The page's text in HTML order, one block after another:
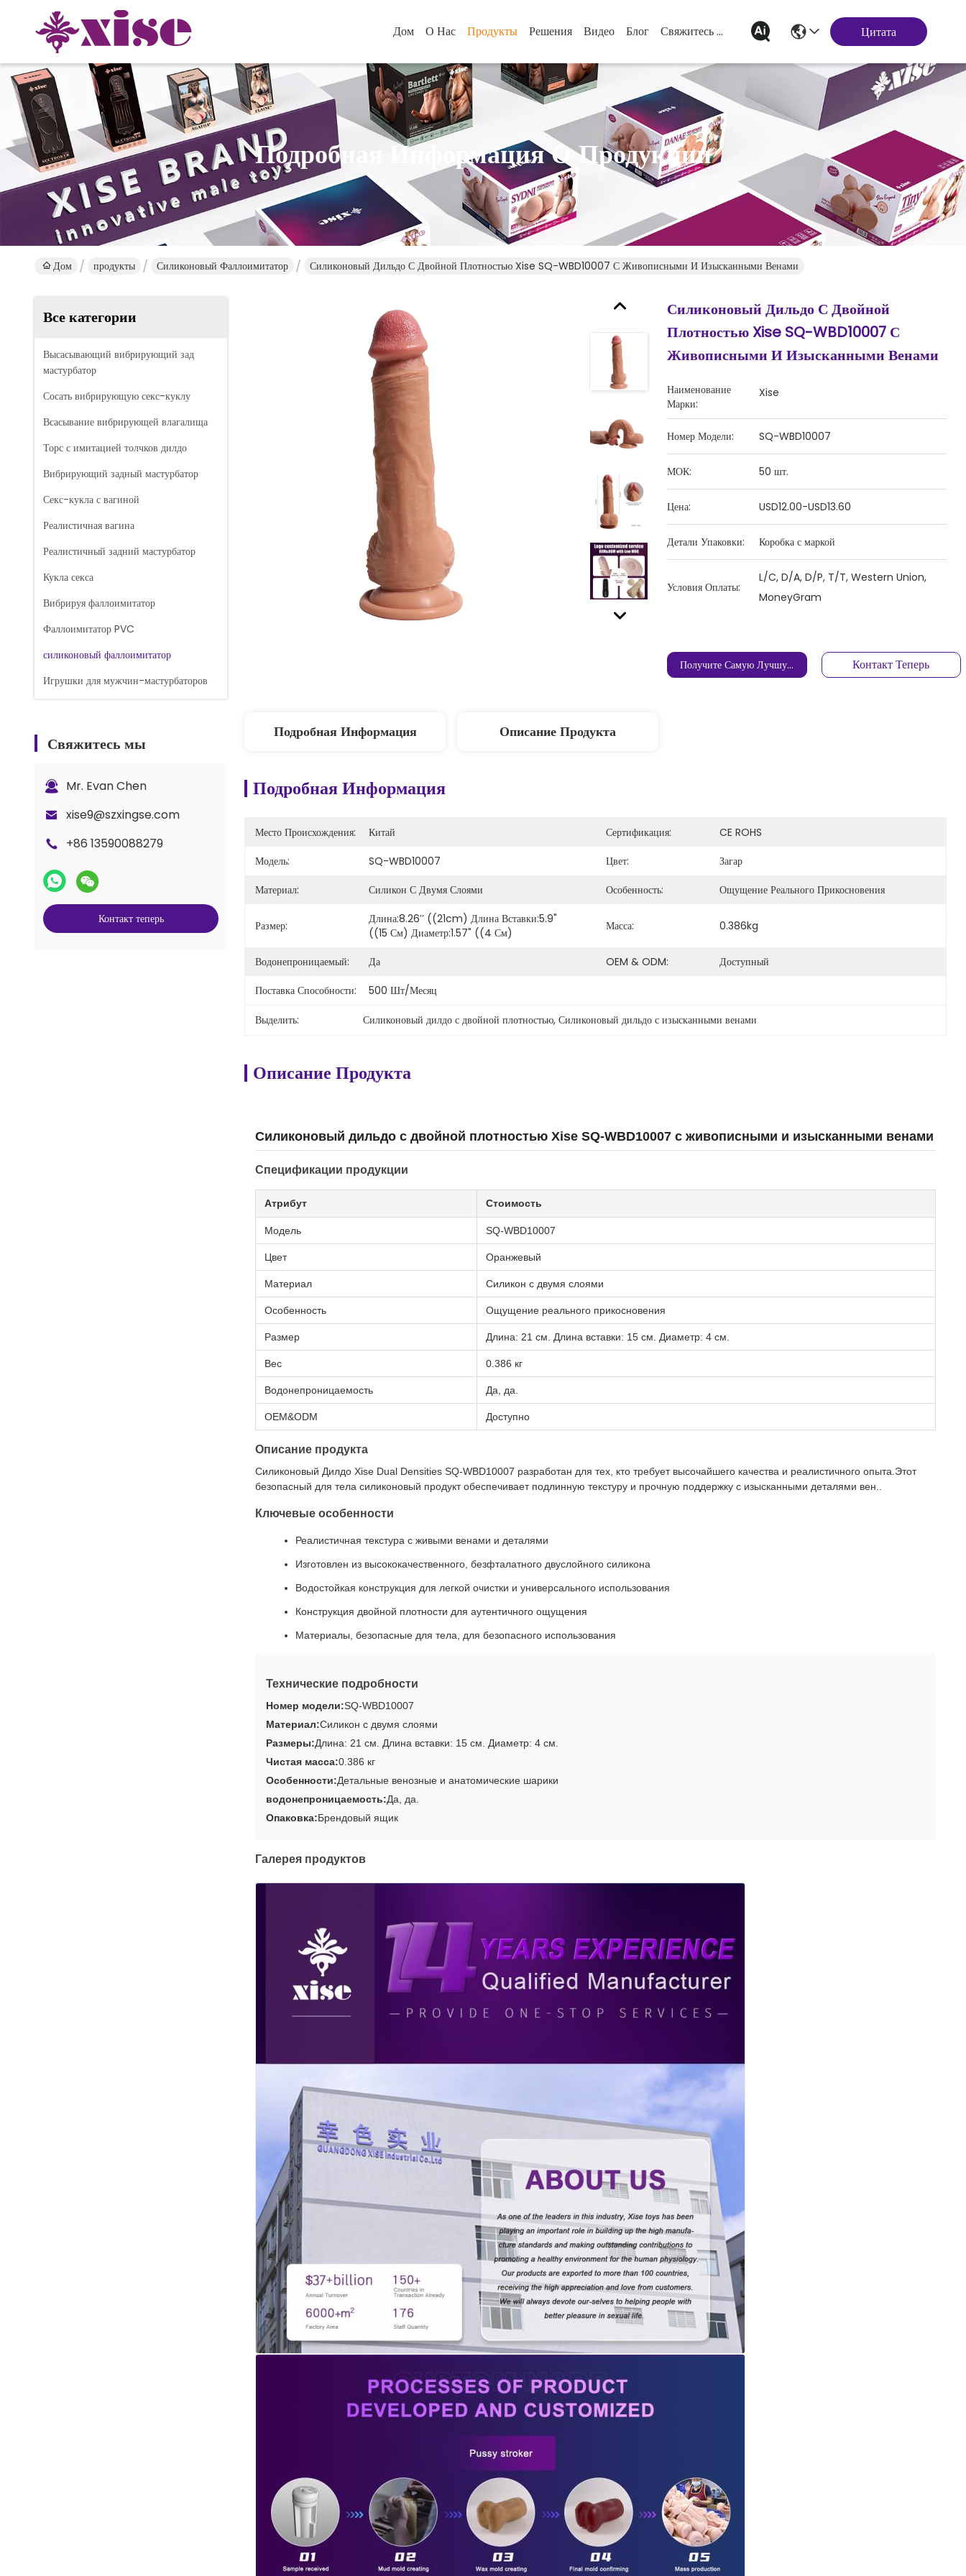
Дом О Нас Продукты Решения Видео Блог Свяжитесь Мы Цитата
Подробная Информация О Продукции
Дом продукты Силиконовый Фаллоимитатор Силиконовый Дильдо С Двойной Плотностью Xise SQ-WBD10007 С Живописными И Изысканными Венами
Все категории
Высасывающий вибрирующий зад
мастурбатор
Сосать вибрирующую секс-куклу
Всасывание вибрирующей влагалища
Торс с имитацией толчков дилдо
Вибрирующий задный мастурбатор
Секс-кукла с вагиной
Реалистичная вагина
Реалистичный задний мастурбатор
Кукла секса
Вибрируя фаллоимитатор
Фаллоимитатор PVC
силиконовый фаллоимитатор
Игрушки для мужчин-мастурбаторов
Свяжитесь мы
Mr. Evan Chen
xise9@szxingse.com
+86 13590088279
Контакт теперь
Силиконовый Дильдо С Двойной
Плотностью Xise SQ-WBD10007 С
Живописными И Изысканными Венами
Наименование
Марки:
Xise
Номер Модели: SQ-WBD10007
МОК: 50 шт.
Цена: USD12.00-USD13.60
Детали Упаковки: Коробка с маркой
Условия Оплаты:
L/C, D/A, D/P, T/T, Western Union,
MoneyGram
Получите Самую Лучшую Цену Контакт Теперь
Подробная Информация Описание Продукта
Подробная Информация
Место Происхождения: Китай Сертификация:
CE ROHS
Модель:
SQ-WBD10007 Цвет:
Загар
Материал:
Силикон С Двумя Слоями Особенность: Ощущение Реального Прикосновения
Размер:
Длина:8.26′′ ((21cm) Длина Вставки:5.9"
((15 См) Диаметр:1.57" ((4 См)
Масса: 0.386kg
Водонепроницаемый: Да OEM & ODM:
Доступный
Поставка Способности:
500 Шт/месяц
Выделить: Силиконовый дилдо с двойной плотностью, Силиконовый дильдо с изысканными венами
Описание Продукта
Силиконовый дильдо с двойной плотностью Xise SQ-WBD10007 с живописными и изысканными венами
Спецификации продукции
Атрибут Стоимость
Модель SQ-WBD10007
Цвет Оранжевый
Материал Силикон с двумя слоями
Особенность Ощущение реального прикосновения
Размер Длина: 21 см. Длина вставки: 15 см. Диаметр: 4 см.
Вес 0.386 кг
Водонепроницаемость Да, да.
OEM&ODM Доступно
Описание продукта
Силиконовый Дилдо Xise Dual Densities SQ-WBD10007 разработан для тех, кто требует высочайшего качества и реалистичного опыта.Этот
безопасный для тела силиконовый продукт обеспечивает подлинную текстуру и прочную поддержку с изысканными деталями вен..
Ключевые особенности
Реалистичная текстура с живыми венами и деталями
Изготовлен из высококачественного, безфталатного двуслойного силикона
Водостойкая конструкция для легкой очистки и универсального использования
Конструкция двойной плотности для аутентичного ощущения
Материалы, безопасные для тела, для безопасного использования
Технические подробности
Номер модели:SQ-WBD10007
Материал:Силикон с двумя слоями
Размеры:Длина: 21 см. Длина вставки: 15 см. Диаметр: 4 см.
Чистая масса:0.386 кг
Особенности:Детальные венозные и анатомические шарики
водонепроницаемость:Да, да.
Опаковка:Брендовый ящик
Галерея продуктов